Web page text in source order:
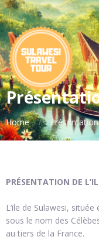
Home Présentation
PRÉSENTATION DE
L’ile de Sulawesi,
sous le nom des
au tiers de la France.